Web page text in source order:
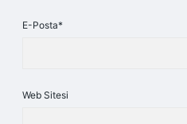
E-Posta*
Web Sitesi